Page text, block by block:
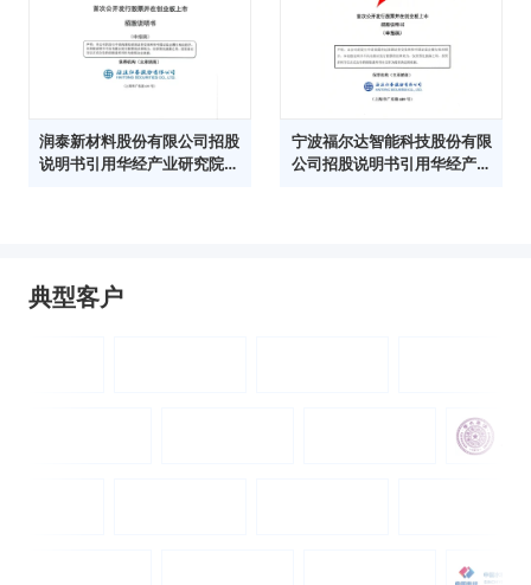
润泰新材料股份有限公司招股
说明书引用华经产业研究院数
宁波福尔达智能科技股份有限
公司招股说明书引用华经产业
典型客户